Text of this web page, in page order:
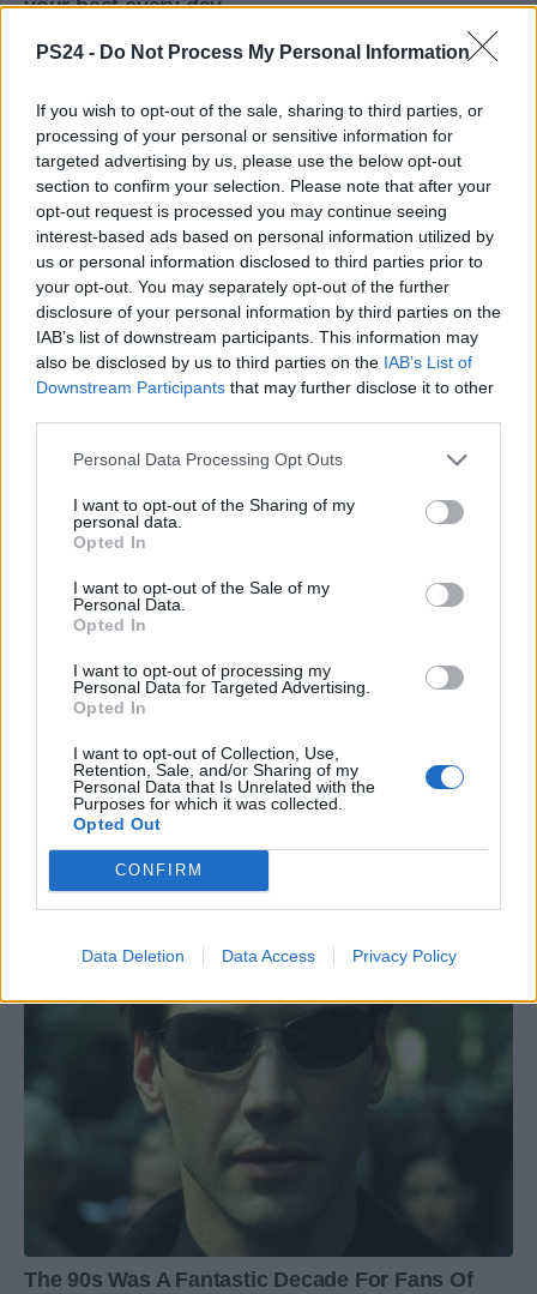
PS24 - Do Not Process My Personal Information
If you wish to opt-out of the sale, sharing to third parties, or
processing of your personal or sensitive information for
targeted advertising by us, please use the below opt-out
section to confirm your selection. Please note that after your
opt-out request is processed you may continue seeing
interest-based ads based on personal information utilized by
us or personal information disclosed to third parties prior to
your opt-out. You may separately opt-out of the further
disclosure of your personal information by third parties on the
IAB’s list of downstream participants. This information may
also be disclosed by us to third parties on the IAB’s List of
Downstream Participants that may further disclose it to other
Personal Data Processing Opt Outs
I want to opt-out of the Sharing of my
personal data.
Opted In
I want to opt-out of the Sale of my
Personal Data.
Opted In
I want to opt-out of processing my
Personal Data for Targeted Advertising.
Opted In
I want to opt-out of Collection, Use,
Retention, Sale, and/or Sharing of my
Personal Data that Is Unrelated with the
Purposes for which it was collected.
Opted Out
CONFIRM
Data Deletion Data Access Privacy Policy